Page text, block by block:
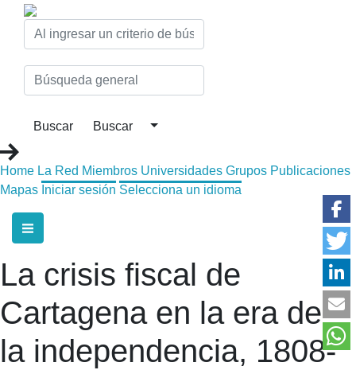
Home La Red Miembros Universidades Grupos Publicaciones
Mapas Iniciar sesión Selecciona un idioma
La crisis fiscal de
Cartagena en la era de
la independencia, 1808-